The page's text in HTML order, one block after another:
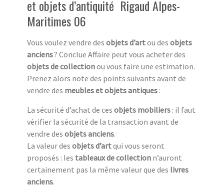
et objets d’antiquité Rigaud Alpes-
Maritimes 06
Vous voulez vendre des objets d’artou des objets
anciens? Conclue Affaire peut vous acheter des
objets de collectionou vous faire une estimation.
Prenez alors note des points suivants avant de
vendre des meubles et objets antiques :
La sécurité d’achat de ces objets mobiliers : il faut
vérifier la sécurité de la transaction avant de
vendre des objets anciens.
La valeur des objets d’artqui vous seront
proposés : les tableaux de collection n’auront
certainement pas la même valeur que des livres
anciens.